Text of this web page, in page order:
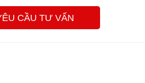
CẦU TƯ VẤN